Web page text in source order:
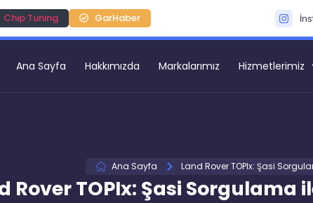
Chip Tuning GarHaber
Ana Sayfa Hakkımızda Markalarımız Hizmetlerimiz
Ana Sayfa Land Rover TOPIx: Şasi
Rover TOPIx: Şasi Sorgulama